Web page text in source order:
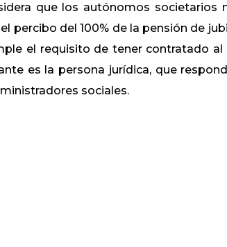
que los autónomos societarios
percibo del 100% de la pensión de
el requisito de tener contratado al
es la persona jurídica, que
sociales.